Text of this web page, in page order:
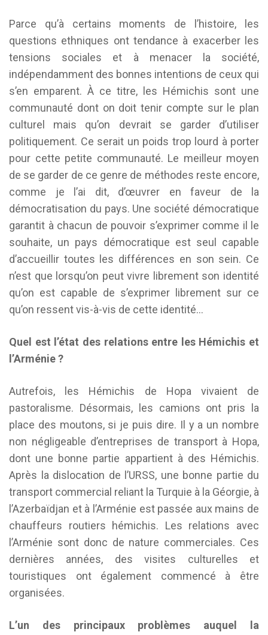
Parce qu’à certains moments de l’histoire, les
questions ethniques ont tendance à exacerber les
tensions sociales et à menacer la société,
indépendamment des bonnes intentions de ceux qui
s’en emparent. À ce titre, les Hémichis sont une
communauté dont on doit tenir compte sur le plan
culturel mais qu’on devrait se garder d’utiliser
politiquement. Ce serait un poids trop lourd à porter
pour cette petite communauté. Le meilleur moyen
de se garder de ce genre de méthodes reste encore,
comme je l’ai dit, d’œuvrer en faveur de la
démocratisation du pays. Une société démocratique
garantit à chacun de pouvoir s’exprimer comme il le
souhaite, un pays démocratique est seul capable
d’accueillir toutes les différences en son sein. Ce
n’est que lorsqu’on peut vivre librement son identité
qu’on est capable de s’exprimer librement sur ce
qu’on ressent vis-à-vis de cette identité…
Quel est l’état des relations entre les Hémichis et
l’Arménie ?
Autrefois, les Hémichis de Hopa vivaient de
pastoralisme. Désormais, les camions ont pris la
place des moutons, si je puis dire. Il y a un nombre
non négligeable d’entreprises de transport à Hopa,
dont une bonne partie appartient à des Hémichis.
Après la dislocation de l’URSS, une bonne partie du
transport commercial reliant la Turquie à la Géorgie, à
l’Azerbaïdjan et à l’Arménie est passée aux mains de
chauffeurs routiers hémichis. Les relations avec
l’Arménie sont donc de nature commerciales. Ces
dernières années, des visites culturelles et
touristiques ont également commencé à être
organisées.
L’un des principaux problèmes auquel la